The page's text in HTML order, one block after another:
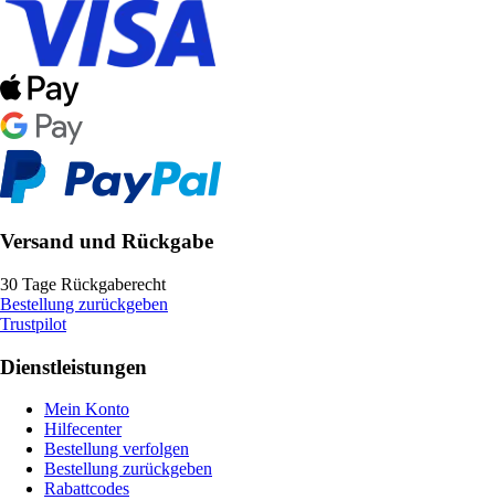
Versand und Rückgabe
30 Tage Rückgaberecht
Bestellung zurückgeben
Trustpilot
Dienstleistungen
Mein Konto
Hilfecenter
Bestellung verfolgen
Bestellung zurückgeben
Rabattcodes